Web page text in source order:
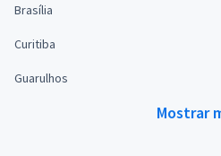
Brasília
Curitiba
Guarulhos
Mostrar